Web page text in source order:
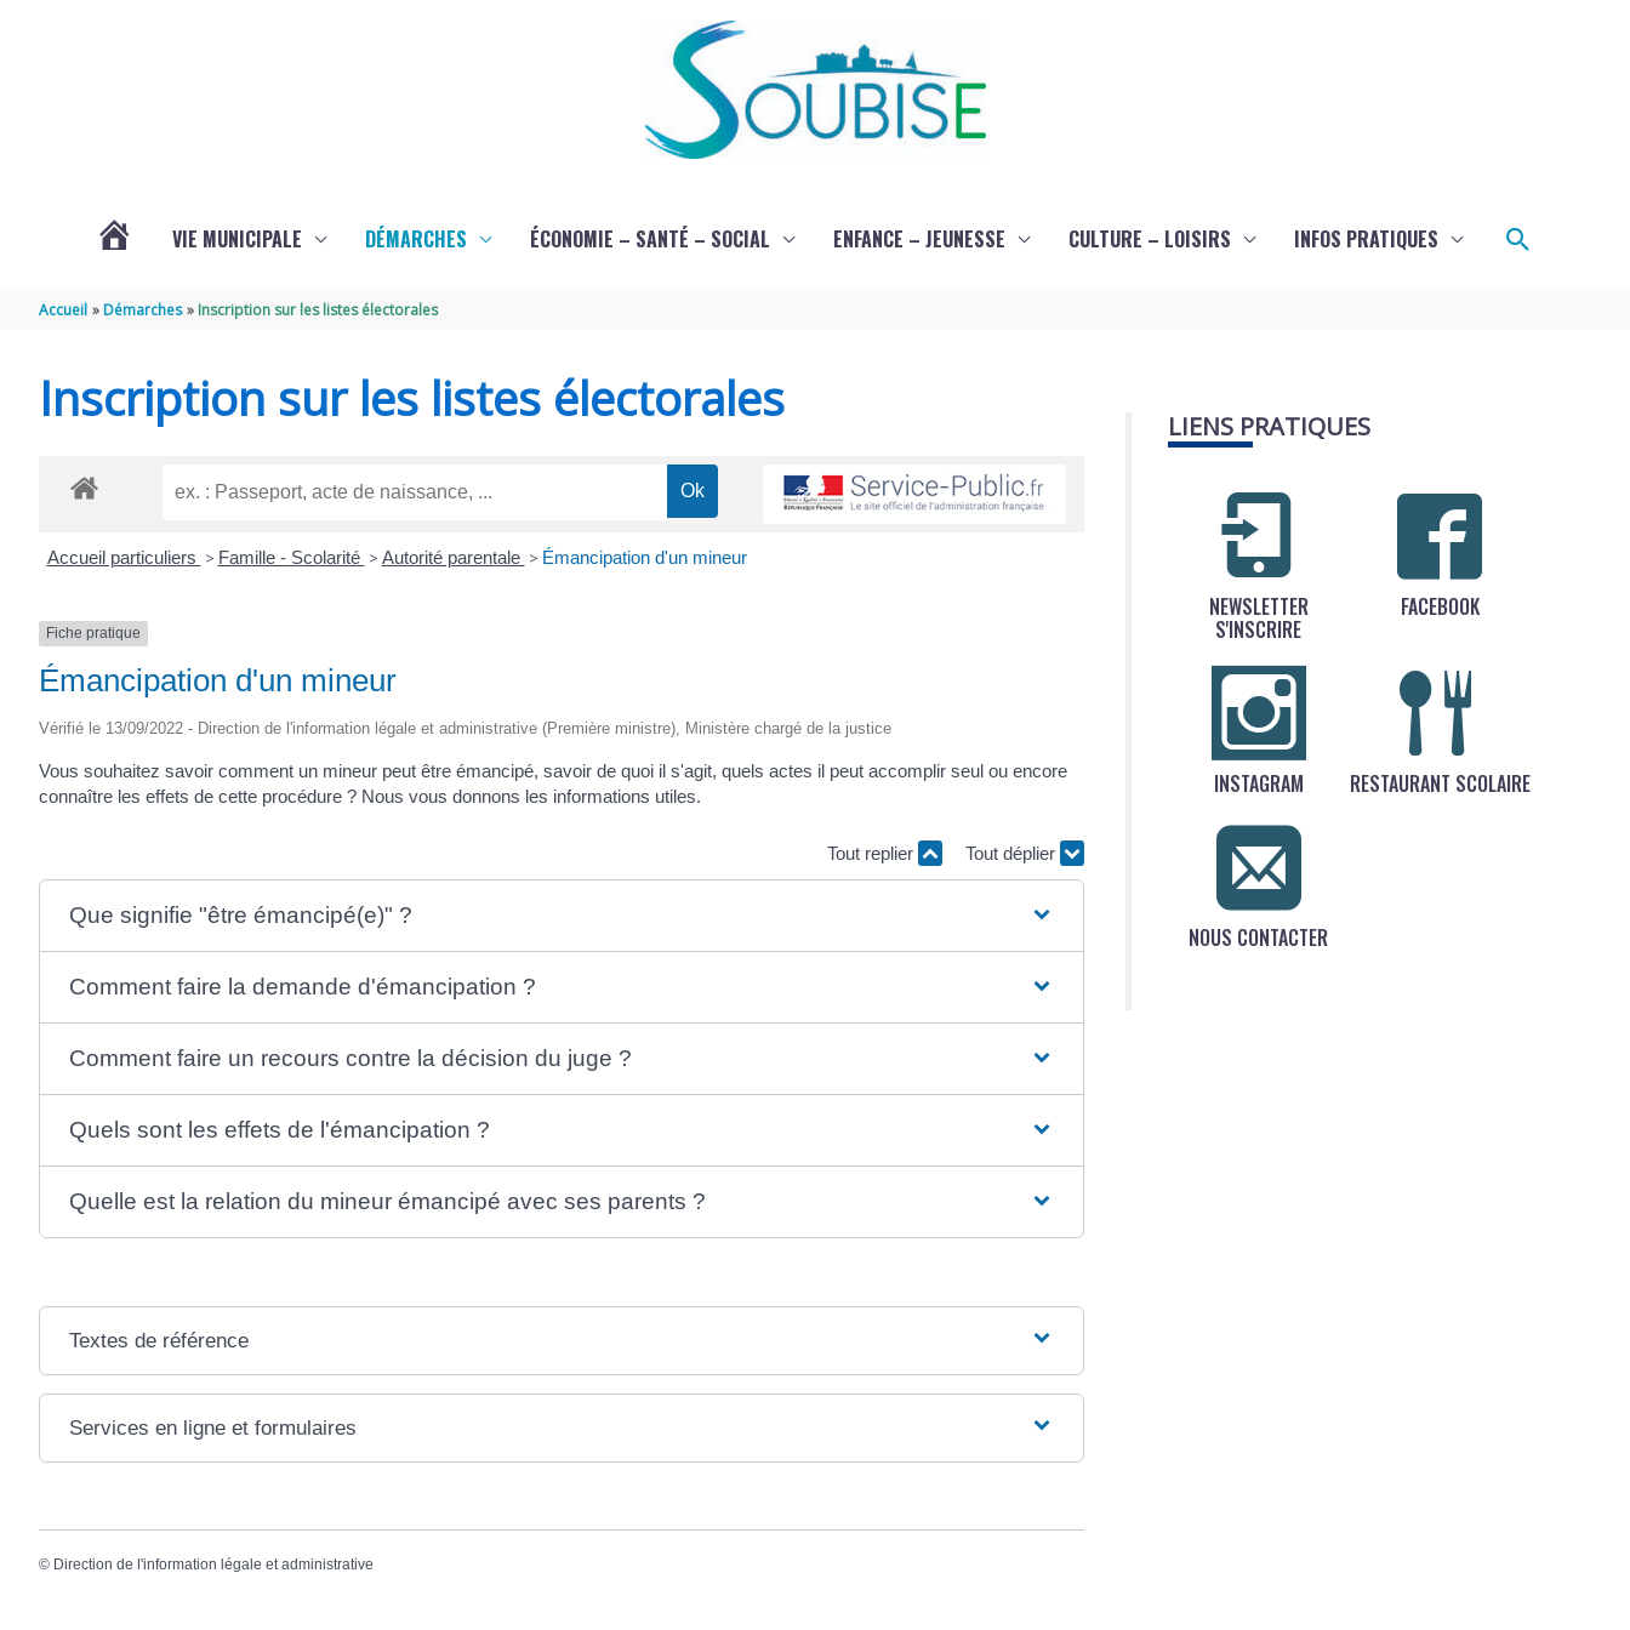
SOUBISE
VIE MUNICIPALE DÉMARCHES ÉCONOMIE – SANTÉ – SOCIAL ENFANCE – JEUNESSE CULTURE – LOISIRS INFOS PRATIQUES
Accueil Démarches Inscription sur les listes électorales
Inscription sur les listes électorales
Accueil particuliers > Famille - Scolarité > Autorité parentale > Émancipation d'un mineur
Fiche pratique
Émancipation d'un mineur
Vérifié le 13/09/2022 - Direction de l'information légale et administrative (Première ministre), Ministère chargé de la justice
Vous souhaitez savoir comment un mineur peut être émancipé, savoir de quoi il s'agit, quels actes il peut accomplir seul ou encore
connaître les effets de cette procédure ? Nous vous donnons les informations utiles.
Tout replier Tout déplier
Que signifie "être émancipé(e)" ?
Comment faire la demande d'émancipation ?
Comment faire un recours contre la décision du juge ?
Quels sont les effets de l'émancipation ?
Quelle est la relation du mineur émancipé avec ses parents ?
Textes de référence
Services en ligne et formulaires
© Direction de l'information légale et administrative
LIENS PRATIQUES
NEWSLETTER
S'INSCRIRE
FACEBOOK
INSTAGRAM RESTAURANT SCOLAIRE
NOUS CONTACTER